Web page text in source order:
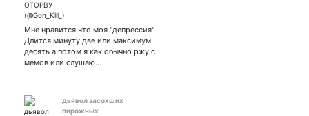
Мне нравится что моя "депрессия"
Длится минуту две или максимум
десять а потом я как обычно ржу с
мемов или слушаю…
дьявол засохших
пирожных